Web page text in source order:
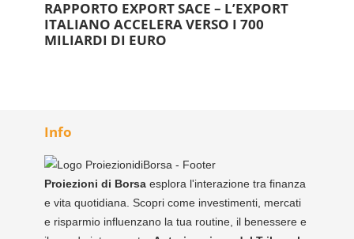
RAPPORTO EXPORT SACE – L’EXPORT
ITALIANO ACCELERA VERSO I 700
MILIARDI DI EURO
Info
Proiezioni di Borsa esplora l'interazione tra finanza
e vita quotidiana. Scopri come investimenti, mercati
e risparmio influenzano la tua routine, il benessere e